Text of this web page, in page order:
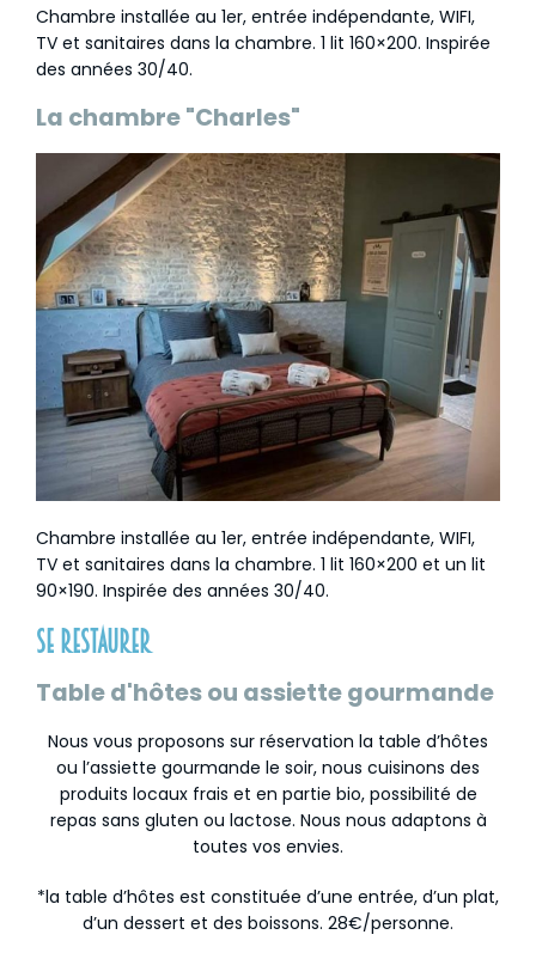
Chambre installée au 1er, entrée indépendante, WIFI,
TV et sanitaires dans la chambre. 1 lit 160×200. Inspirée
des années 30/40.
La chambre "Charles"
Chambre installée au 1er, entrée indépendante, WIFI,
TV et sanitaires dans la chambre. 1 lit 160×200 et un lit
90×190. Inspirée des années 30/40.
Se restaurer
Table d'hôtes ou assiette gourmande
Nous vous proposons sur réservation la table d’hôtes
ou l’assiette gourmande le soir, nous cuisinons des
produits locaux frais et en partie bio, possibilité de
repas sans gluten ou lactose. Nous nous adaptons à
toutes vos envies.
*la table d’hôtes est constituée d’une entrée, d’un plat,
d’un dessert et des boissons. 28€/personne.